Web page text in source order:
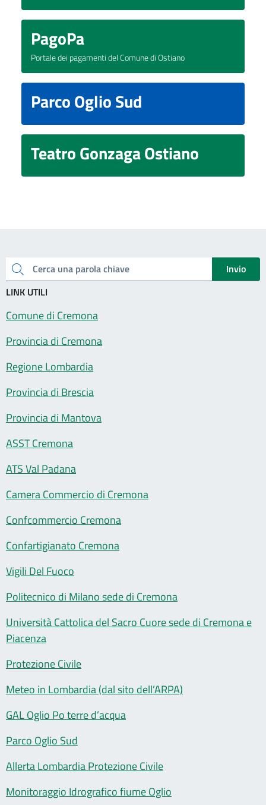
PagoPa
Portale dei pagamenti del Comune di Ostiano
Parco Oglio Sud
Teatro Gonzaga Ostiano
Cerca una parola chiave
Invio
LINK UTILI
Comune di Cremona
Provincia di Cremona
Regione Lombardia
Provincia di Brescia
Provincia di Mantova
ASST Cremona
ATS Val Padana
Camera Commercio di Cremona
Confcommercio Cremona
Confartigianato Cremona
Vigili Del Fuoco
Politecnico di Milano sede di Cremona
Università Cattolica del Sacro Cuore sede di Cremona e
Piacenza
Protezione Civile
Meteo in Lombardia (dal sito dell’ARPA)
GAL Oglio Po terre d’acqua
Parco Oglio Sud
Allerta Lombardia Protezione Civile
Monitoraggio Idrografico fiume Oglio